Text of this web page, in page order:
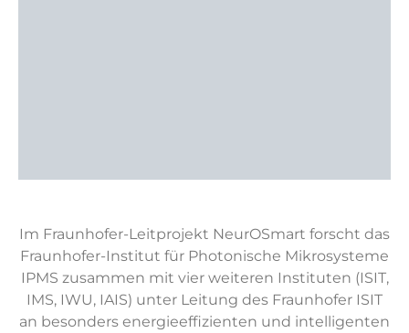
Im Fraunhofer-Leitprojekt NeurOSmart forscht das
Fraunhofer-Institut für Photonische Mikrosysteme
IPMS zusammen mit vier weiteren Instituten (ISIT,
IMS, IWU, IAIS) unter Leitung des Fraunhofer ISIT
an besonders energieeffizienten und intelligenten